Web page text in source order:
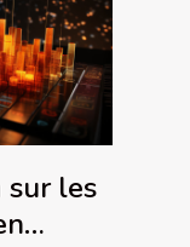
sur les